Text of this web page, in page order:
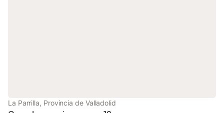
La Parrilla, Provincia de Valladolid